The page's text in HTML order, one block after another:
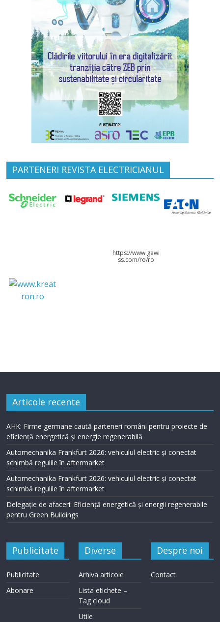
PARTENERI REVISTA ELECTRICIANUL
https://www.gewi
ss.com/ro/ro
Articole recente
AHK: Firme germane caută parteneri români pentru proiecte de
eficiență energetică și energie regenerabilă
Automechanika Frankfurt 2026: vehiculul electric și conectat
schimbă regulile în aftermarket
Automechanika Frankfurt 2026: vehiculul electric și conectat
schimbă regulile în aftermarket
Delegație de afaceri: Eficiență energetică și energii regenerabile
pentru Green Buildings
Publicitate
Publicitate
Abonare
Diverse
Arhiva articole
Lista etichete –
Tag cloud
Utile
Despre noi
Contact